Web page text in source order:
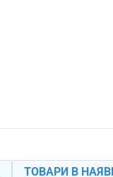
ТОВАРИ В